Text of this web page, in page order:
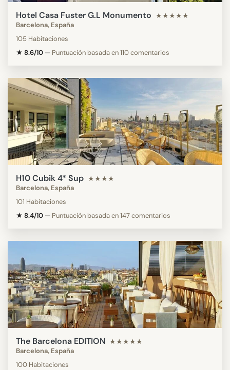
Hotel Casa Fuster G.L Monumento ★★★★★
Barcelona, España
105 Habitaciones
★ 8.6/10 — Puntuación basada en 110 comentarios
H10 Cubik 4* Sup ★★★★
Barcelona, España
101 Habitaciones
★ 8.4/10 — Puntuación basada en 147 comentarios
The Barcelona EDITION ★★★★★
Barcelona, España
100 Habitaciones